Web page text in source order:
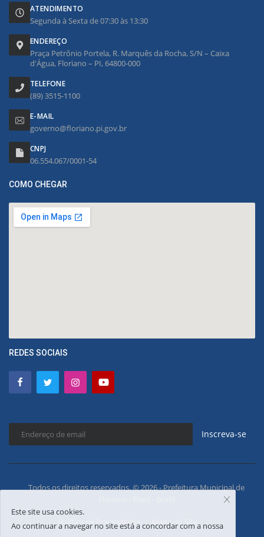
ATENDIMENTO
Segunda à Sexta de 07:30 às 13:30
ENDEREÇO
Praça Petrônio Portela, R. Marquês da Rocha, S/N – Caixa
d'Água, Floriano – PI, 64800-000
TELEFONE
(89) 3515-1100
E-MAIL
governo@floriano.pi.gov.br
CNPJ
06.554.067/0001-54
COMO CHEGAR
REDES SOCIAIS
Inscreva-se
Todos os direitos reservados. © 2026 - Prefeitura Municipal de
Política de Privacidades Mapa do Site
Este site usa cookies.
Ao continuar a navegar no site está a concordar com a nossa